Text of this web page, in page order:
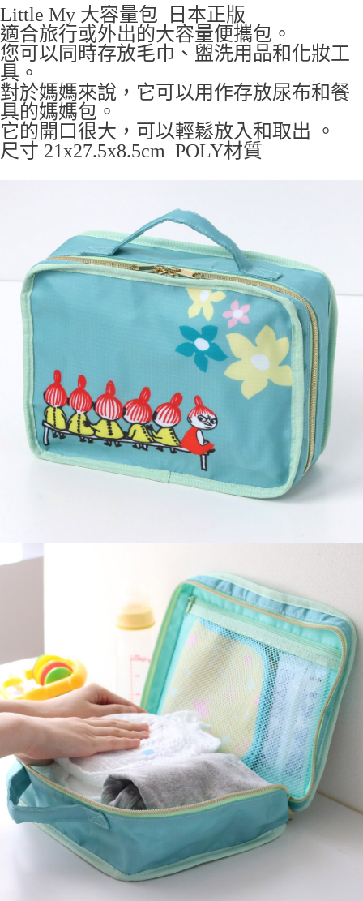
每筆NT$65，滿NT$999(含以上)免運費
7-11取貨付款
每筆NT$65，滿NT$999(含以上)免運費
付款後7-11取貨
每筆NT$65，滿NT$999(含以上)免運費
宅配
每筆NT$100，滿NT$999(含以上)免運費
Little My 大容量包 日本正版
適合旅行或外出的大容量便攜包。
您可以同時存放毛巾、盥洗用品和化妝工
具。
對於媽媽來說，它可以用作存放尿布和餐
具的媽媽包。
它的開口很大，可以輕鬆放入和取出
。
尺寸 21x27.5x8.5cm POLY材質